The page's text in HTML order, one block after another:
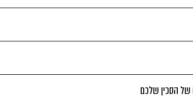
של הסכין שלכם